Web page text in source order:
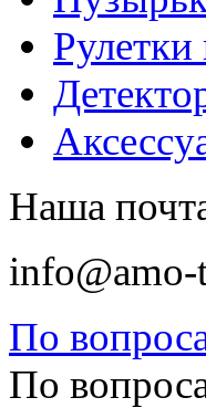
Наша
По
По